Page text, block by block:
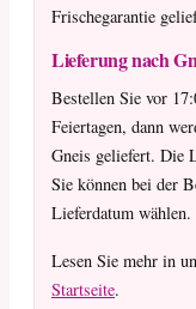
Frischegarantie
Lieferung nach
Bestellen Sie vor
Feiertagen, dann
Gneis geliefert. Die
Sie können bei der
Lieferdatum wählen.
Lesen Sie mehr in
Startseite.